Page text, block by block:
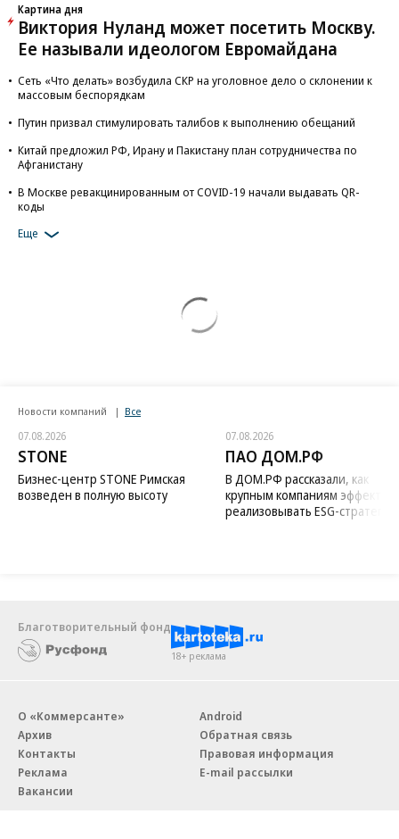
Картина дня
Виктория Нуланд может посетить Москву.
Ее называли идеологом Евромайдана
Сеть «Что делать» возбудила СКР на уголовное дело о склонении к
массовым беспорядкам
Путин призвал стимулировать талибов к выполнению обещаний
Китай предложил РФ, Ирану и Пакистану план сотрудничества по
Афганистану
В Москве ревакцинированным от COVID-19 начали выдавать QR-
коды
Еще
Новости компаний Все
07.08.2026
STONE
Бизнес-центр STONE Римская
возведен в полную высоту
07.08.2026
ПАО ДОМ.РФ
В ДОМ.РФ рассказали, как
крупным компаниям
реализовывать ESG-стратегию
Благотворительный фонд
18+ реклама
О «Коммерсанте»
Архив
Контакты
Реклама
Вакансии
Android
Обратная связь
Правовая информация
E-mail рассылки